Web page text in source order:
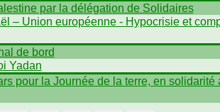
par la délégation de Solidaires
– Union européenne - Hypocrisie et
de bord
Yadan
pour la Journée de la terre, en solidarité